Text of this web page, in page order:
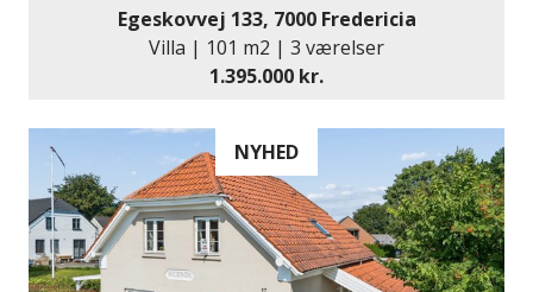
Egeskovvej 133, 7000 Fredericia
Villa | 101 m2 | 3 værelser
1.395.000 kr.
NYHED